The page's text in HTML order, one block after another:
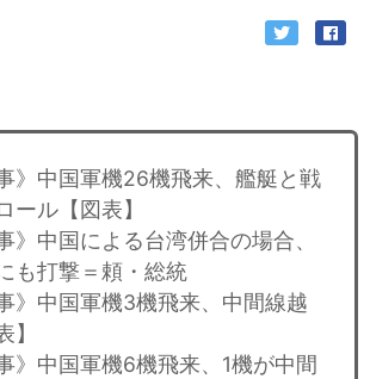
》中国軍機26機飛来、艦艇と戦
ール【図表】
》中国による台湾併合の場合、
も打撃＝頼・総統
》中国軍機3機飛来、中間線越
】
》中国軍機6機飛来、1機が中間